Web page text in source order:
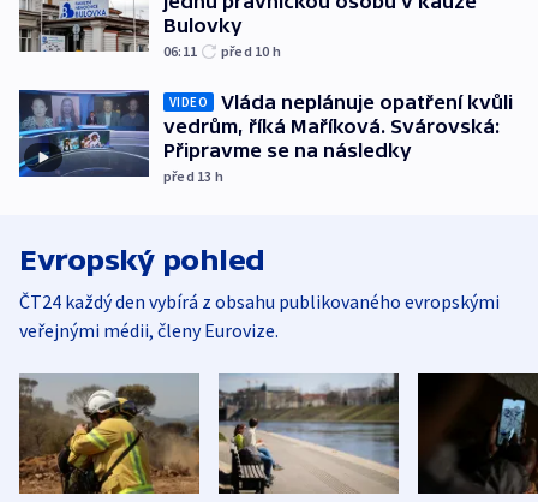
Bulovky
06:11 před 10 h
VIDEO
Vláda neplánuje opatření kvůli
vedrům, říká Maříková. Svárovská:
Připravme se na následky
před 13 h
Evropský pohled
ČT24 každý den vybírá z obsahu publikovaného evropskými
veřejnými médii, členy Eurovize.